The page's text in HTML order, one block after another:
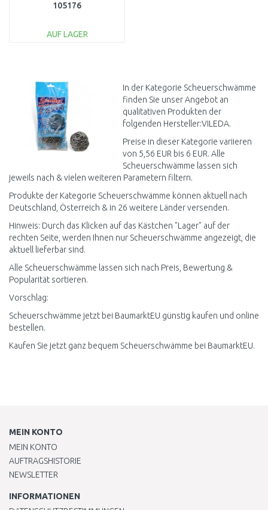
105176
AUF LAGER
Vergleichen
In der Kategorie Scheuerschwämme
finden Sie unser Angebot an
qualitativen Produkten der
folgenden Hersteller:VILEDA.
Preise in dieser Kategorie variieren
von 5,56 EUR bis 6 EUR. Alle
Scheuerschwämme lassen sich
jeweils nach & vielen weiteren Parametern filtern.
Produkte der Kategorie Scheuerschwämme können aktuell nach
Deutschland, Österreich & in 26 weitere Länder versenden.
Hinweis: Durch das Klicken auf das Kästchen "Lager" auf der
rechten Seite, werden Ihnen nur Scheuerschwämme angezeigt, die
aktuell lieferbar sind.
Alle Scheuerschwämme lassen sich nach Preis, Bewertung &
Popularität sortieren.
Vorschlag:
Scheuerschwämme jetzt bei BaumarktEU günstig kaufen und online
bestellen.
Kaufen Sie jetzt ganz bequem Scheuerschwämme bei BaumarktEU.
MEIN KONTO
MEIN KONTO
AUFTRAGSHISTORIE
NEWSLETTER
INFORMATIONEN